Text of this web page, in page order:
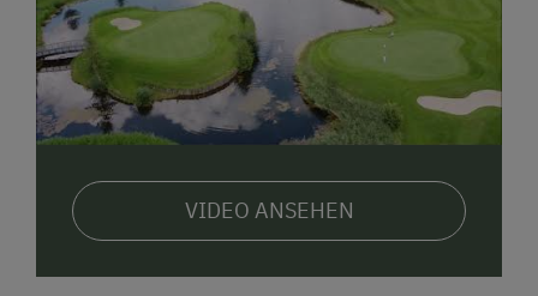
Umgebung bieten wir einen Seminarraum mit 60 m².
VIDEO ANSEHEN